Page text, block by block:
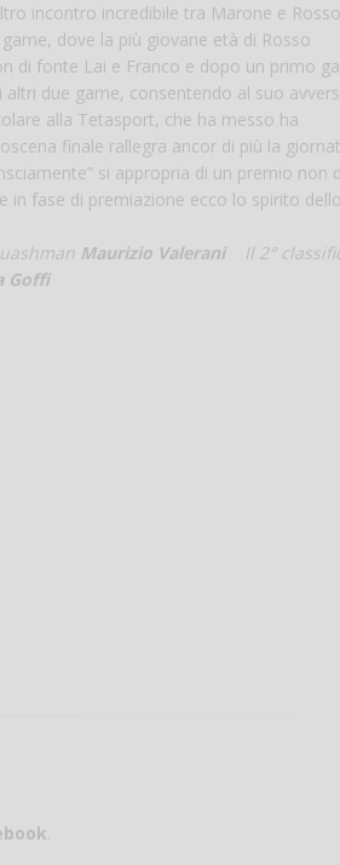
incontro incredibile tra Marone e
dove la più giovane età di Rosso
di fonte Lai e Franco e dopo un primo
due game, consentendo al suo
alla Tetasport, che ha messo ha
finale rallegra ancor di più la
si appropria di un premio non
in fase di premiazione ecco lo spirito dello
Maurizio Valerani
Il 2°
Goffi
.